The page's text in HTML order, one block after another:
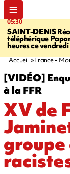
05:30
SAINT-DENIS
téléphérique
heures ce vendredi
Accueil France -
[VIDÉO]
à la FFR
XV de
groupe